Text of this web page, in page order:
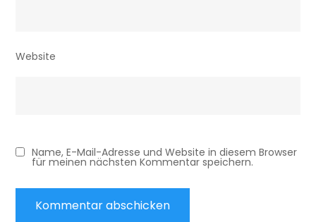
Website
Name, E-Mail-Adresse und Website in diesem Browser
für meinen nächsten Kommentar speichern.